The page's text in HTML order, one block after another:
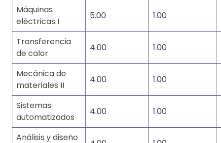
Máquinas
eléctricas I
5.00 1.00
Transferencia
de calor
4.00 1.00
Mecánica de
materiales II
4.00 1.00
Sistemas
automatizados
4.00 1.00
Análisis y diseño